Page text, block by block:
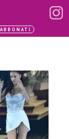
ABBONATI